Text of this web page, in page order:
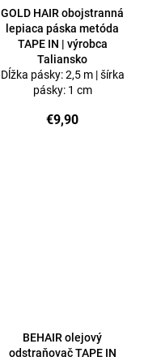
GOLD HAIR obojstranná
lepiaca páska metóda
TAPE IN | výrobca
Taliansko
Dĺžka pásky: 2,5 m | šírka
pásky: 1 cm
€9,90
BEHAIR olejový
odstraňovač TAPE IN